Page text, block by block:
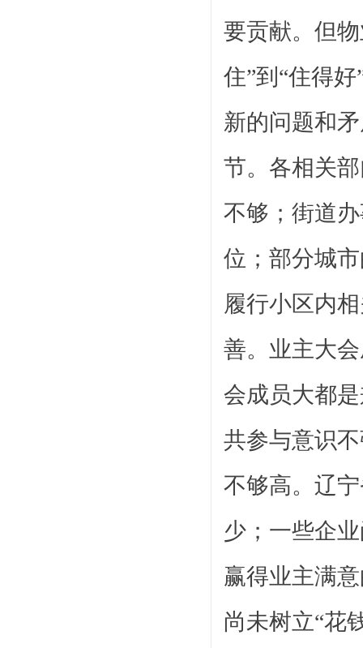
要贡献。但
住”到“住得
新的问题和
节。各相关
不够；街道
位；部分城
履行小区内
善。业主大
会成员大都
共参与意识
不够高。辽
少；一些企
赢得业主满
尚未树立“花